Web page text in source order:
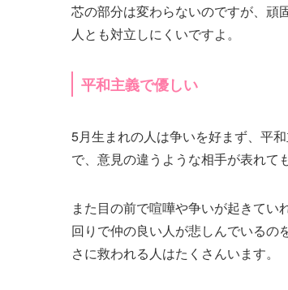
芯の部分は変わらないのですが、頑
人とも対立しにくいですよ。
平和主義で優しい
5月生まれの人は争いを好まず、平
で、意見の違うような相手が表れて
また目の前で喧嘩や争いが起きて
回りで仲の良い人が悲しんでいるの
さに救われる人はたくさんいます。